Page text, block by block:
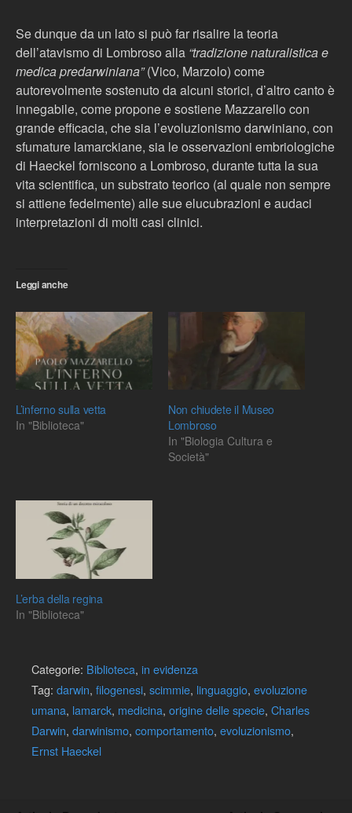
Se dunque da un lato si può far risalire la teoria
dell’atavismo di Lombroso alla “tradizione naturalistica e
medica predarwiniana”(Vico, Marzolo) come
autorevolmente sostenuto da alcuni storici, d’altro canto è
innegabile, come propone e sostiene Mazzarello con
grande efficacia, che sia l’evoluzionismo darwiniano, con
sfumature lamarckiane, sia le osservazioni embriologiche
di Haeckel forniscono a Lombroso, durante tutta la sua
vita scientifica, un substrato teorico (al quale non sempre
si attiene fedelmente) alle sue elucubrazioni e audaci
interpretazioni di molti casi clinici.
Leggi anche
L’inferno sulla vetta
In "Biblioteca"
Non chiudete il Museo
Lombroso
In "Biologia Cultura e
Società"
L’erba della regina
In "Biblioteca"
Categorie: Biblioteca, in evidenza
Tag: darwin, filogenesi, scimmie, linguaggio, evoluzione
umana, lamarck, medicina, origine delle specie, Charles
Darwin, darwinismo, comportamento, evoluzionismo,
Ernst Haeckel